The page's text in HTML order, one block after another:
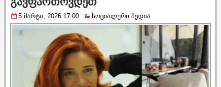
5 მარტი, 2026 17:00 სოციალური მედია